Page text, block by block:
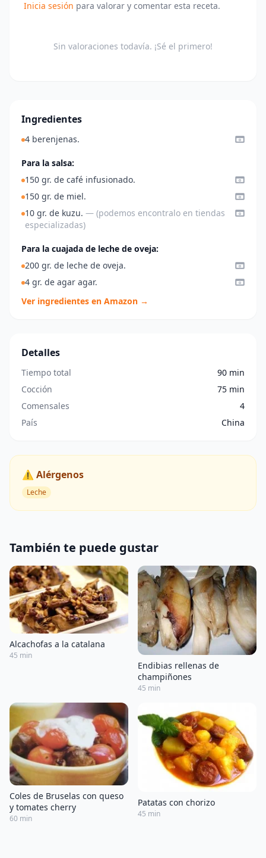
Inicia sesión para valorar y comentar esta receta.
Sin valoraciones todavía. ¡Sé el primero!
Ingredientes
4 berenjenas.
Para la salsa:
150 gr. de café infusionado.
150 gr. de miel.
10 gr. de kuzu. — (podemos encontralo en tiendas
especializadas)
Para la cuajada de leche de oveja:
200 gr. de leche de oveja.
4 gr. de agar agar.
Ver ingredientes en Amazon →
Detalles
Tiempo total
90 min
Cocción
75 min
Comensales
4
País
China
⚠️ Alérgenos
Leche
También te puede gustar
Alcachofas a la catalana
45 min
Endibias rellenas de
champiñones
45 min
Coles de Bruselas con queso
y tomates cherry
60 min
Patatas con chorizo
45 min